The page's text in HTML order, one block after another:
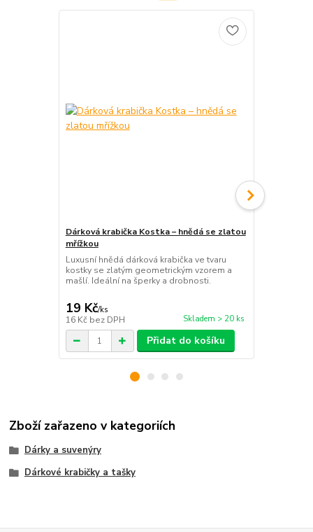
Dárková krabička Kostka – hnědá se zlatou
mřížkou
Luxusní hnědá dárková krabička ve tvaru
kostky se zlatým geometrickým vzorem a
mašlí. Ideální na šperky a drobnosti.
19 Kč/ks
16 Kč bez DPH Skladem > 20 ks
Přidat do košíku
Zboží zařazeno v kategoriích
Dárky a suvenýry
Dárkové krabičky a tašky